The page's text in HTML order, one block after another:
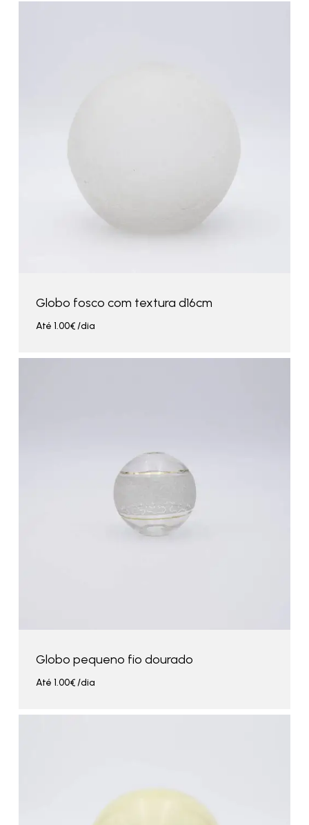
Globo fosco com textura d16cm
Até 1.00€/dia
Globo pequeno fio dourado
Até 1.00€/dia